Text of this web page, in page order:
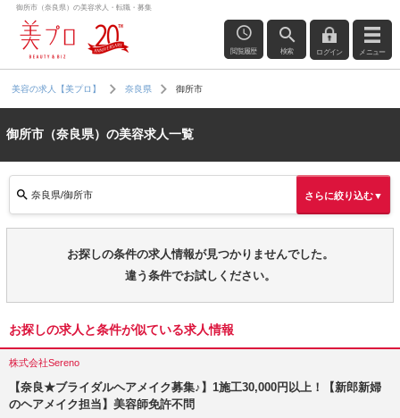
御所市（奈良県）の美容求人・転職・募集
閲覧履歴 検索 ログイン メニュー
美容の求人【美プロ】 奈良県 御所市
御所市（奈良県）の美容求人一覧
奈良県/御所市 さらに絞り込む▼
お探しの条件の求人情報が見つかりませんでした。
違う条件でお試しください。
お探しの求人と条件が似ている求人情報
株式会社Sereno
【奈良★ブライダルヘアメイク募集♪】1施工30,000円以上！【新郎新婦
のヘアメイク担当】美容師免許不問